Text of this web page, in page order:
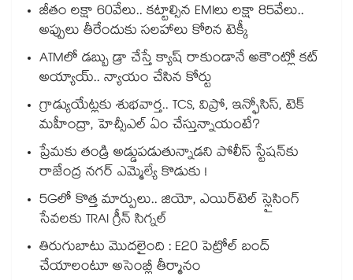
జీతం లక్షా 60వేలు.. కట్టాల్సిన EMIలు లక్షా 85వేలు..
అప్పులు తీరేందుకు సలహాలు కోరిన టెక్కీ
ATMలో డబ్బు డ్రా చేస్తే క్యాష్ రాకుండానే అకౌంట్లో కట్
అయ్యాయ్.. న్యాయం చేసిన కోర్టు
గ్రాడ్యుయేట్లకు శుభవార్త.. TCS, విప్రో, ఇన్ఫోసిస్, టెక్
మహీంద్రా, హెచ్సీఎల్ ఏం చేస్తున్నాయంటే?
ప్రేమకు తండ్రి అడ్డుపడుతున్నాడని పోలీస్ స్టేషన్⁪కు
రాజేంద్ర నగర్ ఎమ్మెల్యే కొడుకు !
5Gలో కొత్త మార్పులు.. జియో, ఎయిర్‌టెల్ స్లైసింగ్
సేవలకు TRAI గ్రీన్ సిగ్నల్
తిరుగుబాటు మొదలైంది : E20 పెట్రోల్ బంద్
చేయాలంటూ అసెంబ్లీ తీర్మానం